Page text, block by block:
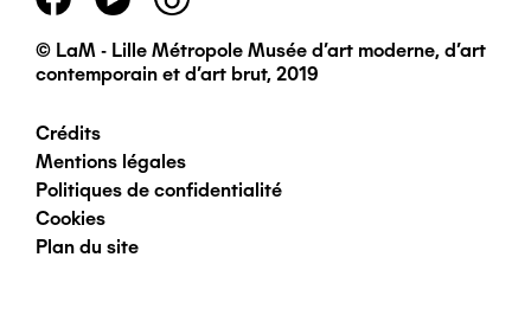
principal
© LaM - Lille Métropole Musée d'art moderne, d'art
contemporain et d'art brut, 2019
Pied
de
page
Crédits
Mentions légales
Politiques de confidentialité
Cookies
Plan du site